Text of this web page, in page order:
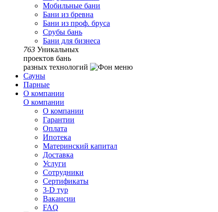
Мобильные бани
Бани из бревна
Бани из проф. бруса
Срубы бань
Бани для бизнеса
763 Уникальных
проектов бань
разных технологий
Сауны
Парные
О компании
О компании
О компании
Гарантии
Оплата
Ипотека
Материнский капитал
Доставка
Услуги
Сотрудники
Сертификаты
3-D тур
Вакансии
FAQ